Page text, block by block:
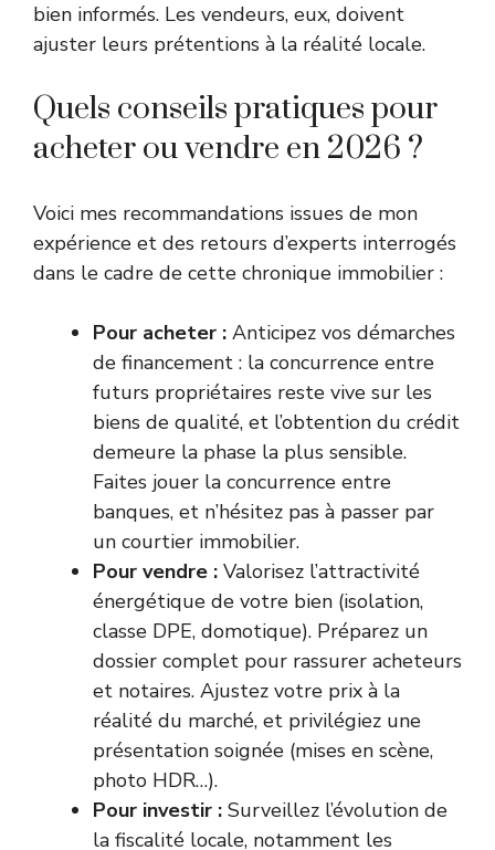
bien informés. Les vendeurs, eux, doivent
ajuster leurs prétentions à la réalité locale.
Quels conseils pratiques pour
acheter ou vendre en 2026 ?
Voici mes recommandations issues de mon
expérience et des retours d’experts interrogés
dans le cadre de cette chronique immobilier :
Pour acheter : Anticipez vos démarches
de financement : la concurrence entre
futurs propriétaires reste vive sur les
biens de qualité, et l’obtention du crédit
demeure la phase la plus sensible.
Faites jouer la concurrence entre
banques, et n’hésitez pas à passer par
un courtier immobilier.
Pour vendre : Valorisez l’attractivité
énergétique de votre bien (isolation,
classe DPE, domotique). Préparez un
dossier complet pour rassurer acheteurs
et notaires. Ajustez votre prix à la
réalité du marché, et privilégiez une
présentation soignée (mises en scène,
photo HDR…).
Pour investir : Surveillez l’évolution de
la fiscalité locale, notamment les